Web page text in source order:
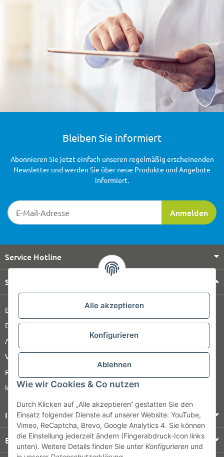
Alle akzeptieren
Konfigurieren
Ablehnen
Wie wir Cookies & Co nutzen
Durch Klicken auf „Alle akzeptieren“ gestatten Sie den
Einsatz folgender Dienste auf unserer Website: YouTube,
Vimeo, ReCaptcha, Brevo, Google Analytics 4. Sie können
die Einstellung jederzeit ändern (Fingerabdruck-Icon links
unten). Weitere Details finden Sie unter Konfigurieren und
Bleiben Sie informiert
Newsletter-Registrierung
Anmelden
Abonnieren Sie jetzt einfach unseren regelmäßig erscheinenden
Newsletter und werden Sie über neue Produkte und Angebote
informiert.
Service Hotline
Shop Service
Barrierefreiheitserklärung
Datenschutz
AGB
Versandinformationen
Retour
Impressum
Informationen
Bezahlung & Versand